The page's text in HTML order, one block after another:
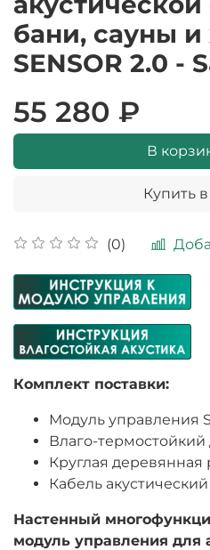
бани, сауны
SENSOR 2.0 -
(0)
55 280 ₽
В
Купить
Комплект поставки:
Модуль управления
Влаго-
Круглая деревянная
Кабель
Настенный
модуль управления для